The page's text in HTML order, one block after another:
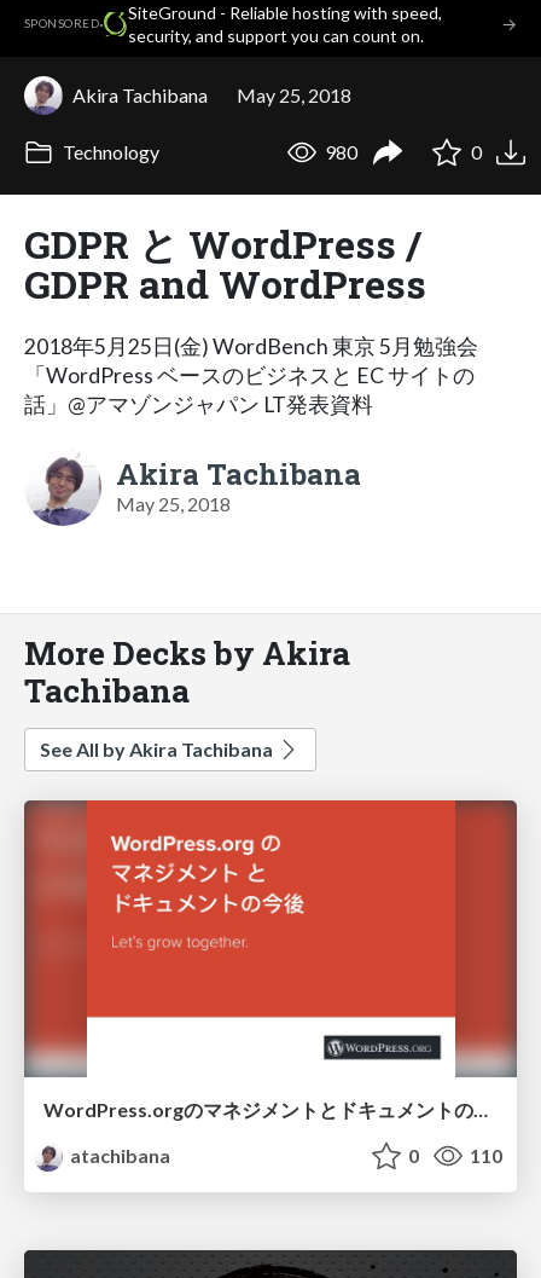
SPONSORED·
SiteGround - Reliable hosting with speed,
security, and support you can count on.
→
Akira Tachibana May 25, 2018
Technology 980 0
GDPR と WordPress /
GDPR and WordPress
2018年5月25日(金) WordBench 東京 5月勉強会
「WordPress ベースのビジネスと EC サイトの
話」@アマゾンジャパン LT発表資料
Akira Tachibana
May 25, 2018
More Decks by Akira
Tachibana
See All by Akira Tachibana
WordPress.orgのマネジメントとドキュメントの今後
atachibana
0 110